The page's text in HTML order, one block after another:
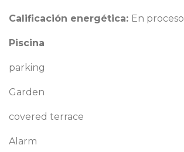
Calificación energética: En proceso
Piscina
parking
Garden
covered terrace
Alarm